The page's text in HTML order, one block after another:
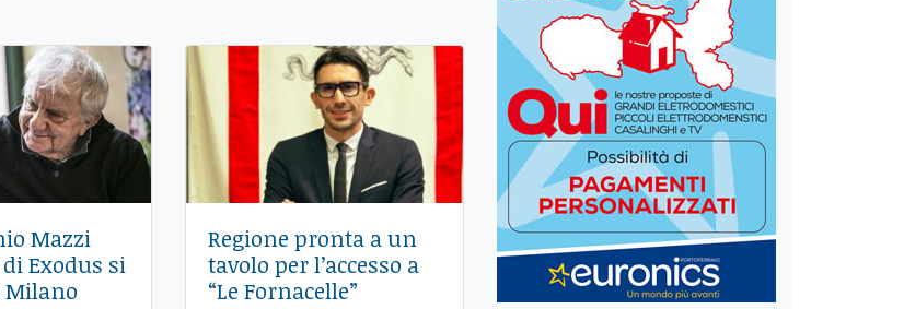
Mazzi
Exodus si
Milano
Regione pronta a un
tavolo per l’accesso a
“Le Fornacelle”